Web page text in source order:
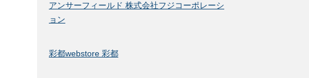
アンサーフィールド 株式会社フジコーポレーシ
ョン
彩都webstore 彩都